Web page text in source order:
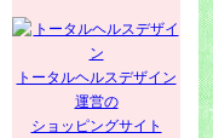
トータルヘルスデザイン
運営の
ショッピングサイト